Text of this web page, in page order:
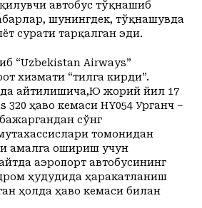
автобус тўқнашиб
шунингдек, тўқнашувда
сурати тарқалган эди.
“Uzbekistan Airways”
хизмати “тилга кирди”.
айтилишича,Ю жорий йил 17
320 ҳаво кемаси HY054 Урганч –
сўнг
томонидан
амалга ошириш учун
аэропорт автобусининг
ҳудудида ҳаракатланиш
ҳолда ҳаво кемаси билан